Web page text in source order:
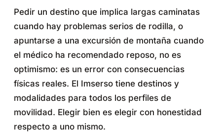
Pedir un destino que implica largas caminatas
cuando hay problemas serios de rodilla, o
apuntarse a una excursión de montaña cuando
el médico ha recomendado reposo, no es
optimismo: es un error con consecuencias
físicas reales. El Imserso tiene destinos y
modalidades para todos los perfiles de
movilidad. Elegir bien es elegir con honestidad
respecto a uno mismo.